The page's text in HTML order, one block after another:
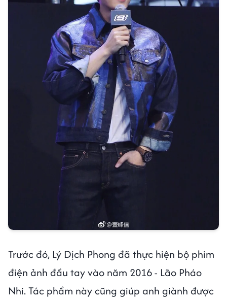
Trước đó, Lý Dịch Phong đã thực hiện bộ phim
điện ảnh đầu tay vào năm 2016 - Lão Pháo
Nhi. Tác phẩm này cũng giúp anh giành được